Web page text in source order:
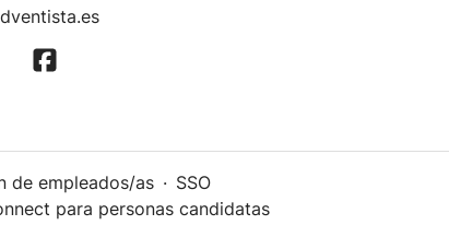
de empleados/as · SSO
para personas candidatas